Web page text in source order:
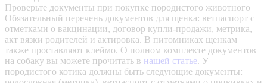
Проверьте документы при покупке породистого животного
Обязательный перечень документов для щенка: ветпаспорт с
отметками о вакцинации, договор купли-продажи, метрика,
акт вязки родителей и актировка. В питомниках щенкам
также проставляют клеймо. О полном комплекте документов
на собаку вы можете прочитать в нашей статье. У
породистого котика должны быть следующие документы: